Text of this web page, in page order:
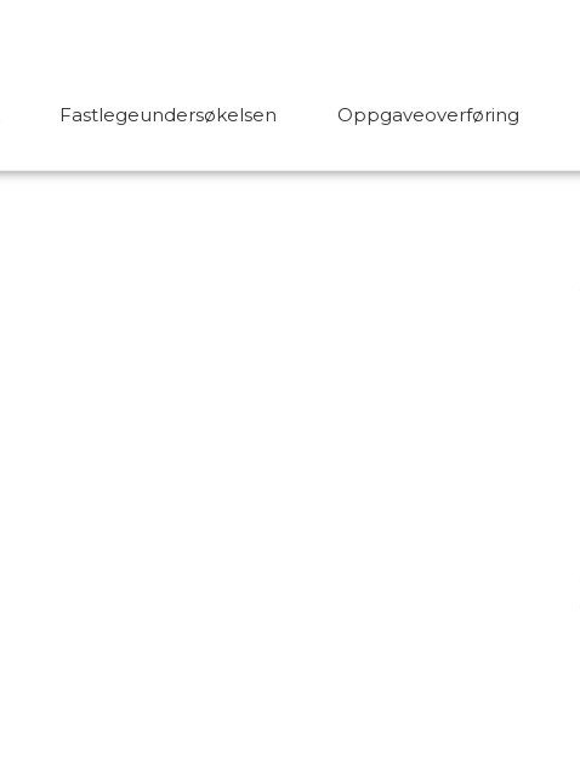
Fastlegeundersøkelsen Oppgaveoverføring